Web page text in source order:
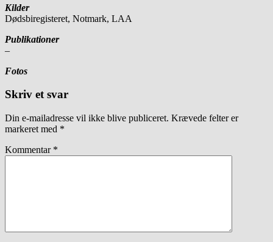
Kilder
Dødsbiregisteret, Notmark, LAA
Publikationer
–
Fotos
Skriv et svar
Din e-mailadresse vil ikke blive publiceret. Krævede felter er
markeret med *
Kommentar *